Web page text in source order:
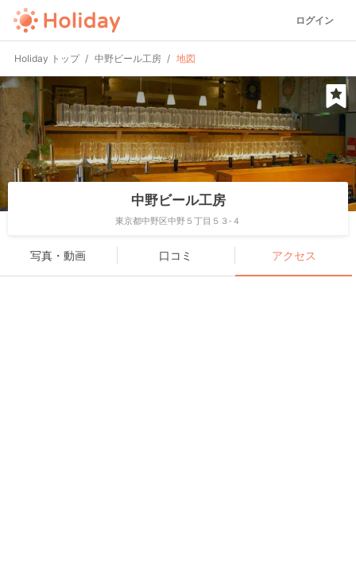
ログイン
Holiday トップ 中野ビール工房 地図
中野ビール工房
東京都中野区中野５丁目５３-４
写真・動画 口コミ アクセス